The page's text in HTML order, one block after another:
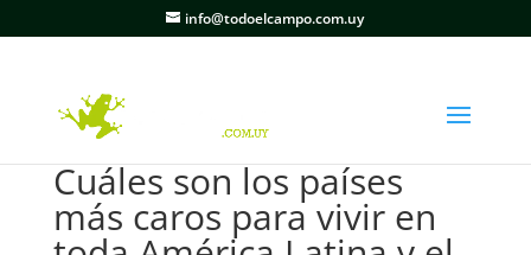
info@todoelcampo.com.uy
Cuáles son los países
más caros para vivir en